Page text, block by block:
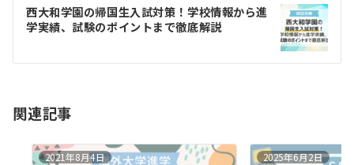
ゲ
ー
シ
ン
西大和学園の帰国生入試対策！学校情報から進
学実績、試験のポイントまで徹底解説
関連記事
2021年8月4日 2025年6月2日